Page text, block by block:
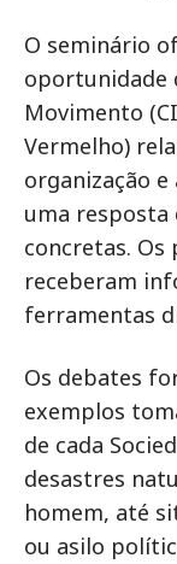
O seminário
oportunidade
Movimento
Vermelho)
organização
uma resposta
concretas.
receberam
ferramentas
Os debates
exemplos
de cada
desastres
homem, até
ou asilo